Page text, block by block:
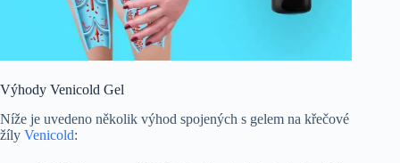
Výhody Venicold Gel
Níže je uvedeno několik výhod spojených s gelem na křečové
žíly Venicold: